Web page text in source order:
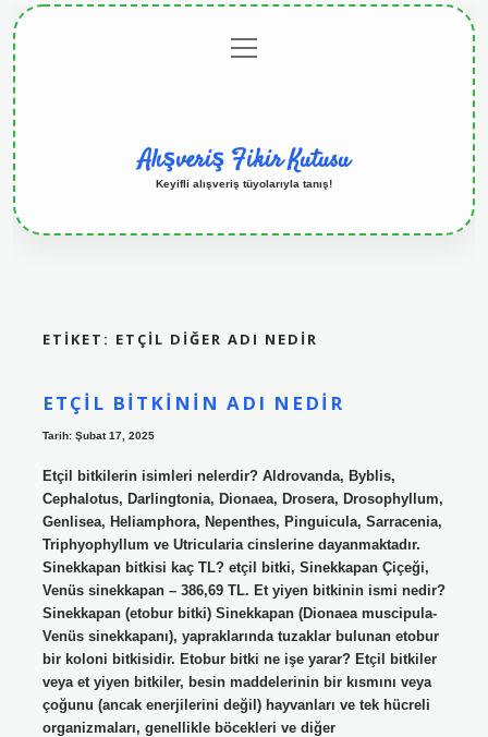
menüyü
aç
Alışveriş Fikir Kutusu
Keyifli alışveriş tüyolarıyla tanış!
ETIKET: ETÇIL DIĞER ADI NEDIR
ETÇIL BITKININ ADI NEDIR
Tarih: Şubat 17, 2025
Etçil bitkilerin isimleri nelerdir? Aldrovanda, Byblis,
Cephalotus, Darlingtonia, Dionaea, Drosera, Drosophyllum,
Genlisea, Heliamphora, Nepenthes, Pinguicula, Sarracenia,
Triphyophyllum ve Utricularia cinslerine dayanmaktadır.
Sinekkapan bitkisi kaç TL? etçil bitki, Sinekkapan Çiçeği,
Venüs sinekkapan – 386,69 TL. Et yiyen bitkinin ismi nedir?
Sinekkapan (etobur bitki) Sinekkapan (Dionaea muscipula-
Venüs sinekkapanı), yapraklarında tuzaklar bulunan etobur
bir koloni bitkisidir. Etobur bitki ne işe yarar? Etçil bitkiler
veya et yiyen bitkiler, besin maddelerinin bir kısmını veya
çoğunu (ancak enerjilerini değil) hayvanları ve tek hücreli
organizmaları, genellikle böcekleri ve diğer